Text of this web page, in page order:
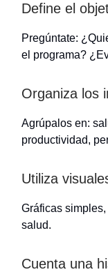
Define el
Pregúntate:
el programa?
Organiza los
Agrúpalos en:
productividad,
Utiliza
Gráficas
salud.
Cuenta una